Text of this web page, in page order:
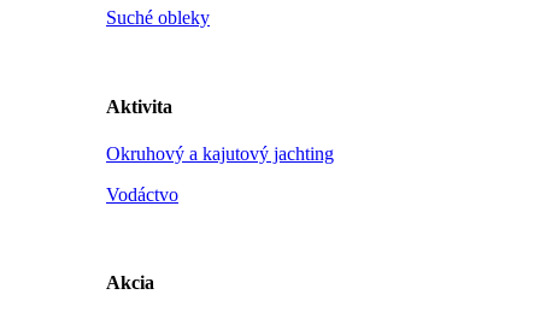
Suché obleky
Aktivita
Okruhový a kajutový jachting
Vodáctvo
Akcia